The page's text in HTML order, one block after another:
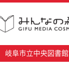
岐阜市立中央図書館